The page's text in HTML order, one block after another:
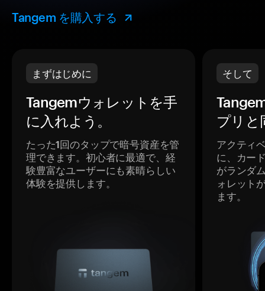
Tangem を購入する
まずはじめに
Tangemウォレットを手
に入れよう。
たった1回のタップで暗号資産を管
理できます。初心者に最適で、経
験豊富なユーザーにも素晴らしい
体験を提供します。
そして
プリと
アクティ
に、カー
がランダ
ォレット
ます。